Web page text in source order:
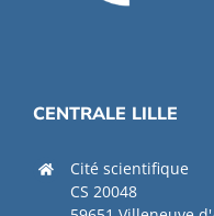
CENTRALE LILLE
Cité scientifique
CS 20048